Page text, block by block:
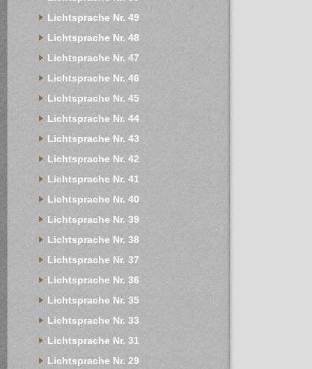
Lichtsprache Nr. 49
Lichtsprache Nr. 48
Lichtsprache Nr. 47
Lichtsprache Nr. 46
Lichtsprache Nr. 45
Lichtsprache Nr. 44
Lichtsprache Nr. 43
Lichtsprache Nr. 42
Lichtsprache Nr. 41
Lichtsprache Nr. 40
Lichtsprache Nr. 39
Lichtsprache Nr. 38
Lichtsprache Nr. 37
Lichtsprache Nr. 36
Lichtsprache Nr. 35
Lichtsprache Nr. 33
Lichtsprache Nr. 31
Lichtsprache Nr. 29